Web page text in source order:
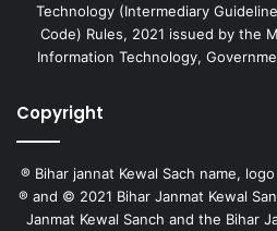
Technology (Intermediary
Code) Rules, 2021 issued by the
Information Technology,
Copyright
® Bihar jannat Kewal Sach name,
® and © 2021 Bihar Janmat Kewal
Janmat Kewal Sanch and the Bihar